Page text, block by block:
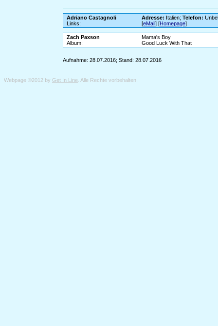
Adriano Castagnoli Adresse: Italien;Telefon:
Links:
[eMail] [Homepage]
Zach Paxson
Mama's Boy
Album:
Good Luck With That
Aufnahme: 28.07.2016; Stand: 28.07.2016
Webpage ©2012 by Get In Line . Alle Rechte vorbehalten.